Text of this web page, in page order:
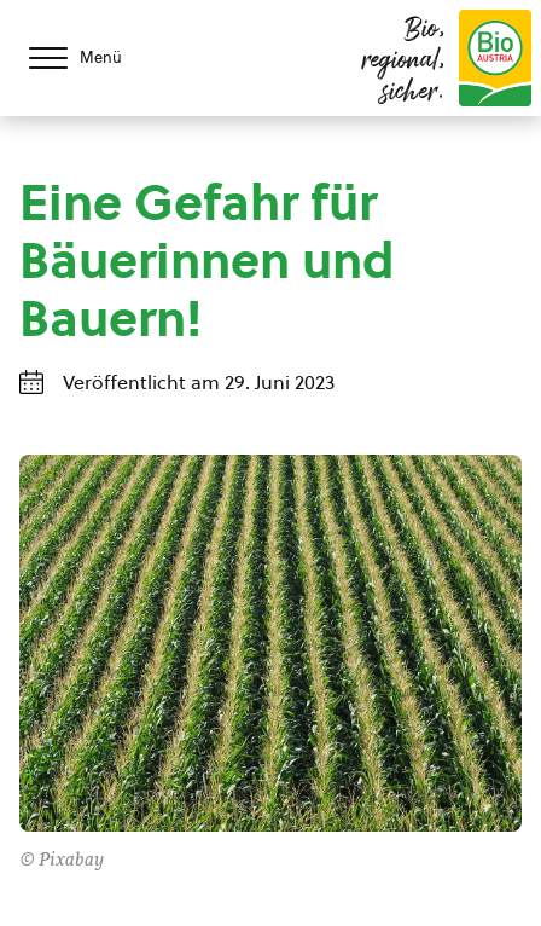
Menü
Bio,
regional,
sicher.
Eine Gefahr für
Bäuerinnen und
Bauern!
Veröffentlicht am 29. Juni 2023
© Pixabay